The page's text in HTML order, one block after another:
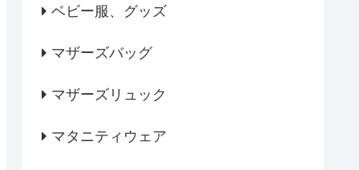
ベビー服、グッズ
マザーズバッグ
マザーズリュック
マタニティウェア